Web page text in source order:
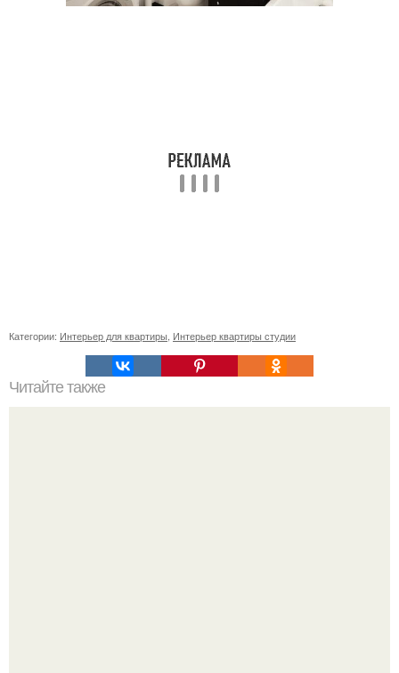
Категории: Интерьер для квартиры, Интерьер квартиры студии
Читайте также